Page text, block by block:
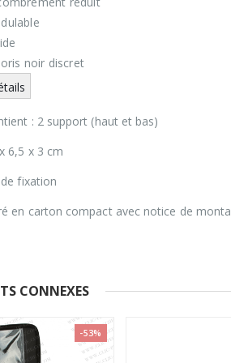
noir discret
: 2 support (haut et bas)
6,5 x 3 cm
fixation
en carton compact avec notice de
CONNEXES
VENTE